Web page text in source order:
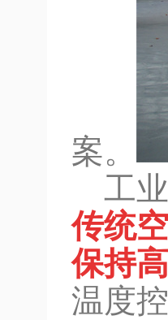
案。
工业
传统
保持
温度